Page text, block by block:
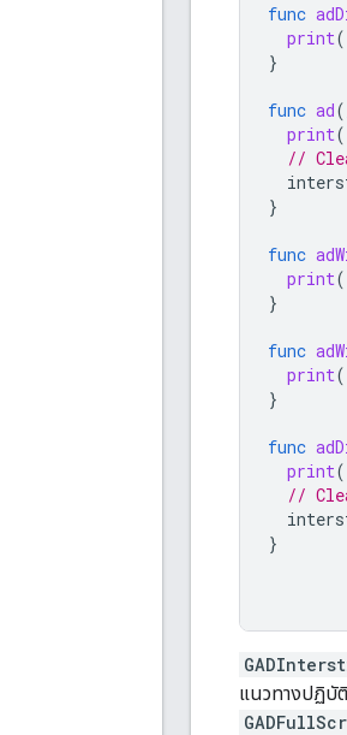
func
print(
}
func ad(
print(
//
}
func
print(
}
func
print(
}
func
print(
//
}
แนวทางปฏิบั